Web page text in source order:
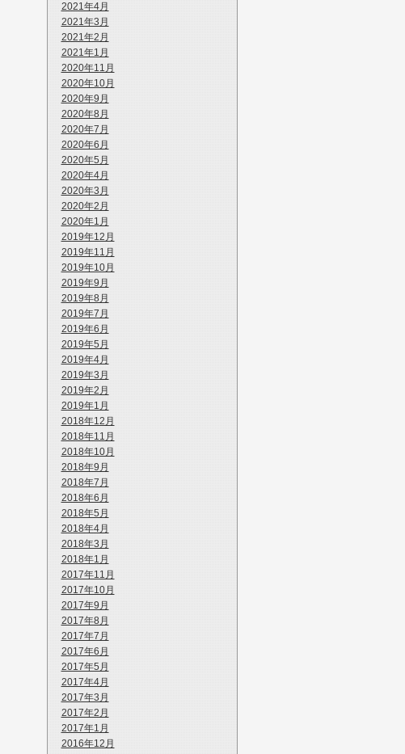
2021年4月
2021年3月
2021年2月
2021年1月
2020年11月
2020年10月
2020年9月
2020年8月
2020年7月
2020年6月
2020年5月
2020年4月
2020年3月
2020年2月
2020年1月
2019年12月
2019年11月
2019年10月
2019年9月
2019年8月
2019年7月
2019年6月
2019年5月
2019年4月
2019年3月
2019年2月
2019年1月
2018年12月
2018年11月
2018年10月
2018年9月
2018年7月
2018年6月
2018年5月
2018年4月
2018年3月
2018年1月
2017年11月
2017年10月
2017年9月
2017年8月
2017年7月
2017年6月
2017年5月
2017年4月
2017年3月
2017年2月
2017年1月
2016年12月